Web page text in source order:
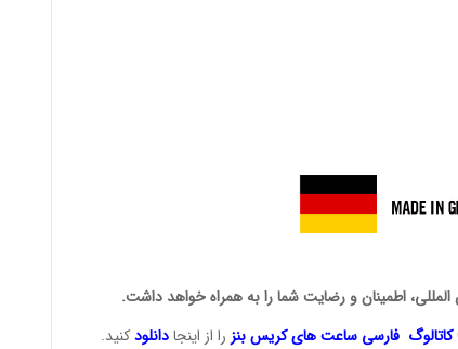
المللی، اطمینان و رضایت شما را به همراه خواهد داشت.
کاتالوگ فارسی ساعت هایکریس بنز را از اینجا دانلودکنید.